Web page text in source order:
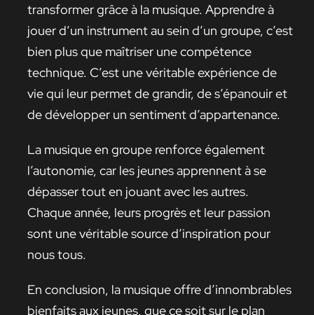
transformer grâce à la musique. Apprendre à
jouer d’un instrument au sein d’un groupe, c’est
bien plus que maîtriser une compétence
technique. C’est une véritable expérience de
vie qui leur permet de grandir, de s’épanouir et
de développer un sentiment d’appartenance.
La musique en groupe renforce également
l’autonomie, car les jeunes apprennent à se
dépasser tout en jouant avec les autres.
Chaque année, leurs progrès et leur passion
sont une véritable source d’inspiration pour
nous tous.
En conclusion, la musique offre d’innombrables
bienfaits aux jeunes, que ce soit sur le plan